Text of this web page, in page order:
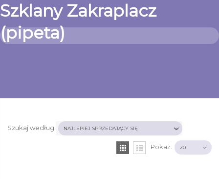
Szklany Zakraplacz
(pipeta)
Szukaj według:
Pokaż: